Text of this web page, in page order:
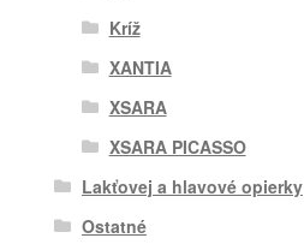
Kríž
XANTIA
XSARA
XSARA PICASSO
Lakťovej a hlavové opierky
Ostatné